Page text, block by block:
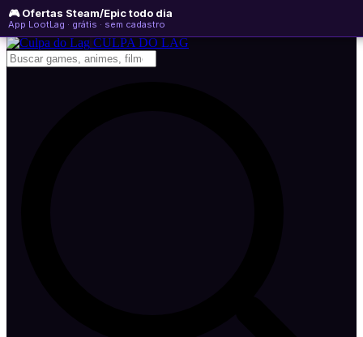
🎮 Ofertas Steam/Epic todo dia
App LootLag · grátis · sem cadastro
quinta-feira, 06 de agosto de 2026
Newsletter
CULPA DO LAG